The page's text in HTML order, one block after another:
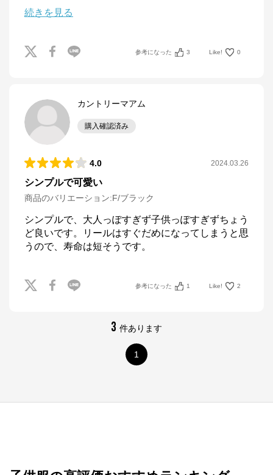
続きを見る
参考になった 3 Like! 0
カントリーマアム
購入確認済み
4.0 2024.03.26
シンプルで可愛い
商品のバリエーション:F/ブラック
シンプルで、大人っぽすぎず子供っぽすぎずちょう
ど良いです。リールはすぐだめになってしまうと思
うので、寿命は短そうです。
参考になった 1 Like! 2
3 件あります
1